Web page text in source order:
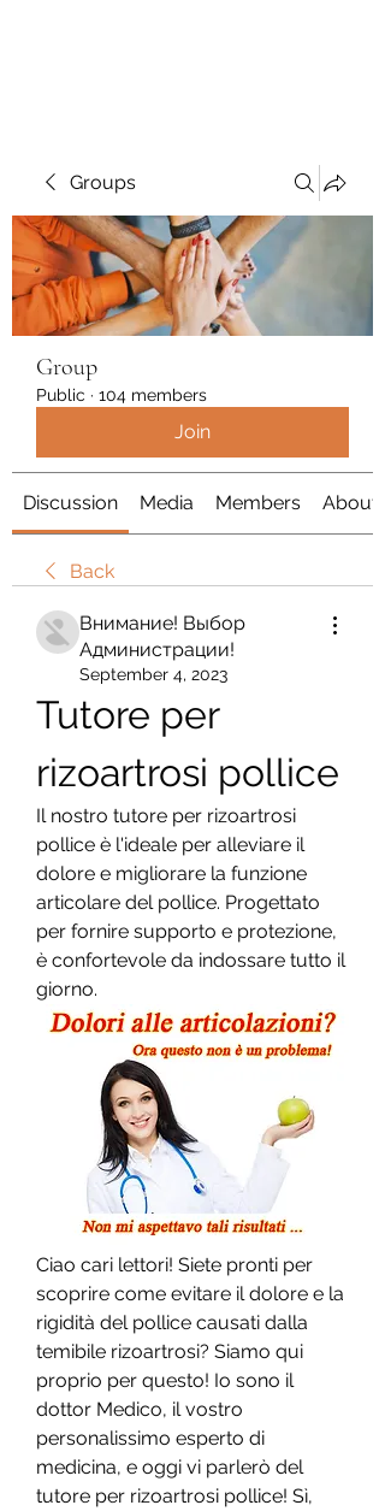
Groups
Group
Public · 104 members
Join
Discussion Media Members About
Back
Внимание! Выбор
Администрации!
September 4, 2023
Tutore per
rizoartrosi pollice
Il nostro tutore per rizoartrosi
pollice è l'ideale per alleviare il
dolore e migliorare la funzione
articolare del pollice. Progettato
per fornire supporto e protezione,
è confortevole da indossare tutto il
giorno.
Ciao cari lettori! Siete pronti per
scoprire come evitare il dolore e la
rigidità del pollice causati dalla
temibile rizoartrosi? Siamo qui
proprio per questo! Io sono il
dottor Medico, il vostro
personalissimo esperto di
medicina, e oggi vi parlerò del
tutore per rizoartrosi pollice! Sì,